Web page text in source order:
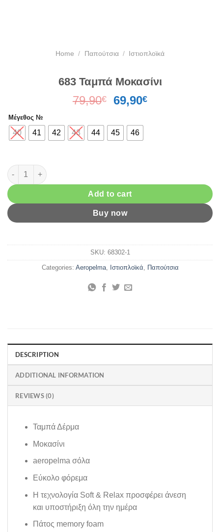
Home / Παπούτσια / Ιστιοπλοϊκά
683 Ταμπά Μοκασίνι
79,90€
Original
was:
79,90€.
69,90€Current
Μέγεθος №
40 41 42 43 44 45 46
683 Ταμπά Μοκασίνι quantity
Add to cart
Buy now
SKU: 68302-1
Categories: Aeropelma, Ιστιοπλοϊκά Παπούτσια
DESCRIPTION
ADDITIONAL INFORMATION
REVIEWS (0)
Ταμπά Δέρμα
Μοκασίνι
aeropelma σόλα
Εύκολο φόρεμα
Η τεχνολογία Soft & Relax προσφέρει άνεση
και υποστήριξη όλη την ημέρα
Πάτος memory foam